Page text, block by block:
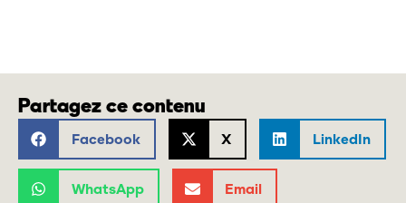
Partagez ce contenu
Facebook X LinkedIn
WhatsApp Email